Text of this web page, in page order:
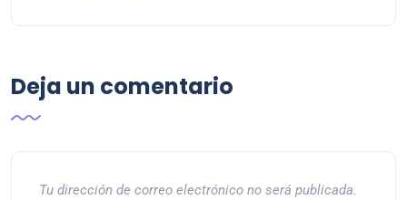
Deja un comentario
Tu dirección de correo electrónico no será publicada.